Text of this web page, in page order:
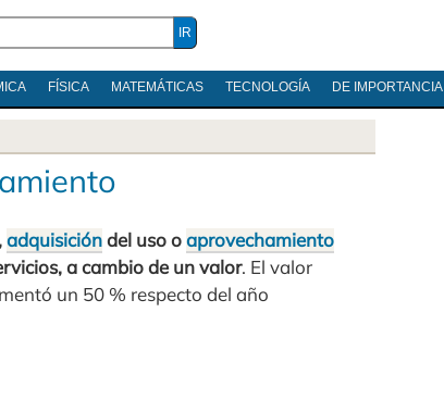
FÍSICA MATEMÁTICAS TECNOLOGÍA DE IMPORTANCIA
adquisicióndel uso oaprovechamiento
a cambio de un valor. El valor
un 50 % respecto del año